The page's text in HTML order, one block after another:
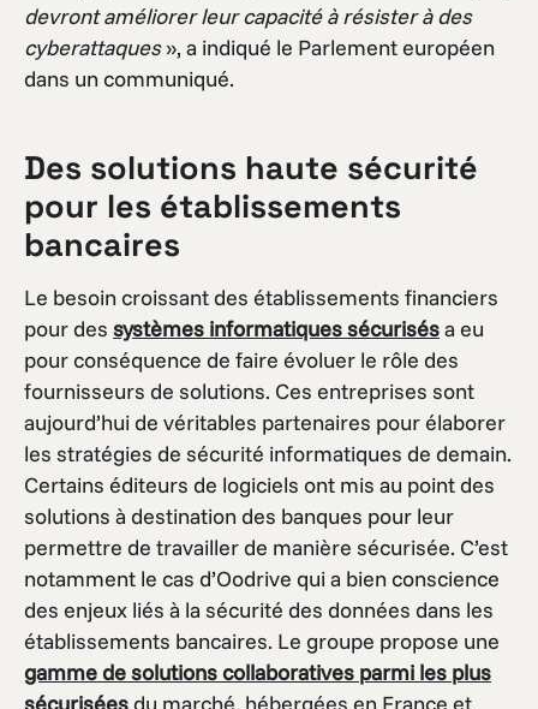
devront améliorer leur capacité à résister à des
cyberattaques», a indiqué le Parlement européen
dans un communiqué.
Des solutions haute sécurité
pour les établissements
bancaires
Le besoin croissant des établissements financiers
pour des systèmes informatiques sécurisésa eu
pour conséquence de faire évoluer le rôle des
fournisseurs de solutions. Ces entreprises sont
aujourd’hui de véritables partenaires pour élaborer
les stratégies de sécurité informatiques de demain.
Certains éditeurs de logiciels ont mis au point des
solutions à destination des banques pour leur
permettre de travailler de manière sécurisée. C’est
notamment le cas d’Oodrive qui a bien conscience
des enjeux liés à la sécurité des données dans les
établissements bancaires. Le groupe propose une
gamme de solutions collaboratives parmi les plus
sécuriséesdu marché, hébergées en France et